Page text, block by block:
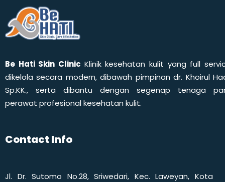
Be Hati Skin Clinic Klinik kesehatan kulit yang full
dikelola secara modern, dibawah pimpinan dr. Khoirul
Sp.KK., serta dibantu dengan segenap tenaga
perawat profesional kesehatan kulit.
Contact Info
Jl. Dr. Sutomo No.28, Sriwedari, Kec. Laweyan, Kota